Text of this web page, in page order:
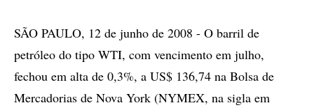
compartilhamento
SÃO PAULO, 12 de junho de 2008 - O barril de
petróleo do tipo WTI, com vencimento em julho,
fechou em alta de 0,3%, a US$ 136,74 na Bolsa de
Mercadorias de Nova York (NYMEX, na sigla em